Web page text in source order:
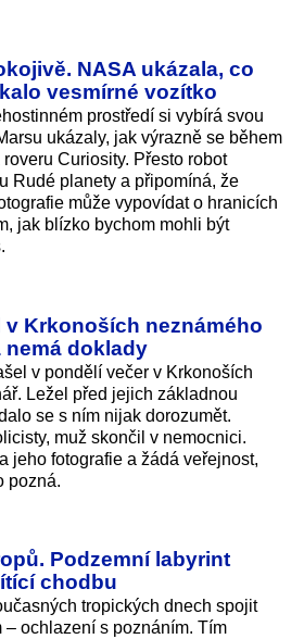
NASA ukázala, co
vesmírné vozítko
prostředí si vybírá svou
ukázaly, jak výrazně se během
Curiosity. Přesto robot
Rudé planety a připomíná, že
může vypovídat o hranicích
jak blízko bychom mohli být
v Krkonoších neznámého
nemá doklady
v pondělí večer v Krkonoších
Ležel před jejich základnou
se s ním nijak dorozumět.
muž skončil v nemocnici.
jeho fotografie a žádá veřejnost,
pozná.
Podzemní labyrint
chodbu
tropických dnech spojit
– ochlazení s poznáním. Tím